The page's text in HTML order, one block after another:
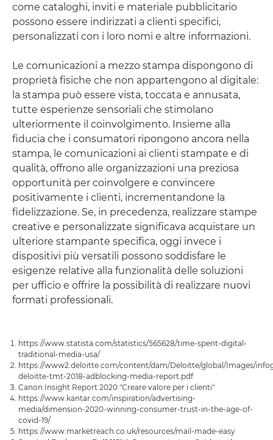
come cataloghi, inviti e materiale pubblicitario
possono essere indirizzati a clienti specifici,
personalizzati con i loro nomi e altre informazioni.
Le comunicazioni a mezzo stampa dispongono di
proprietà fisiche che non appartengono al digitale:
la stampa può essere vista, toccata e annusata,
tutte esperienze sensoriali che stimolano
ulteriormente il coinvolgimento. Insieme alla
fiducia che i consumatori ripongono ancora nella
stampa, le comunicazioni ai clienti stampate e di
qualità, offrono alle organizzazioni una preziosa
opportunità per coinvolgere e convincere
positivamente i clienti, incrementandone la
fidelizzazione. Se, in precedenza, realizzare stampe
creative e personalizzate significava acquistare un
ulteriore stampante specifica, oggi invece i
dispositivi più versatili possono soddisfare le
esigenze relative alla funzionalità delle soluzioni
per ufficio e offrire la possibilità di realizzare nuovi
formati professionali.
https://www.statista.com/statistics/565628/time-spent-digital-
traditional-media-usa/
https://www2.deloitte.com/content/dam/Deloitte/global/Images/
deloitte-tmt-2018-adblocking-media-report.pdf
Canon Insight Report 2020 "Creare valore per i clienti"
https://www.kantar.com/inspiration/advertising-
media/dimension-2020-winning-consumer-trust-in-the-age-of-
covid-19/
https://www.marketreach.co.uk/resources/mail-made-easy